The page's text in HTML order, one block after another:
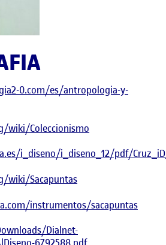
0.com/es/antropologia-y-
wiki/Coleccionismo
i_diseno/i_diseno_12/pdf/
wiki/Sacapuntas
instrumentos/sacapuntas
Dialnet-